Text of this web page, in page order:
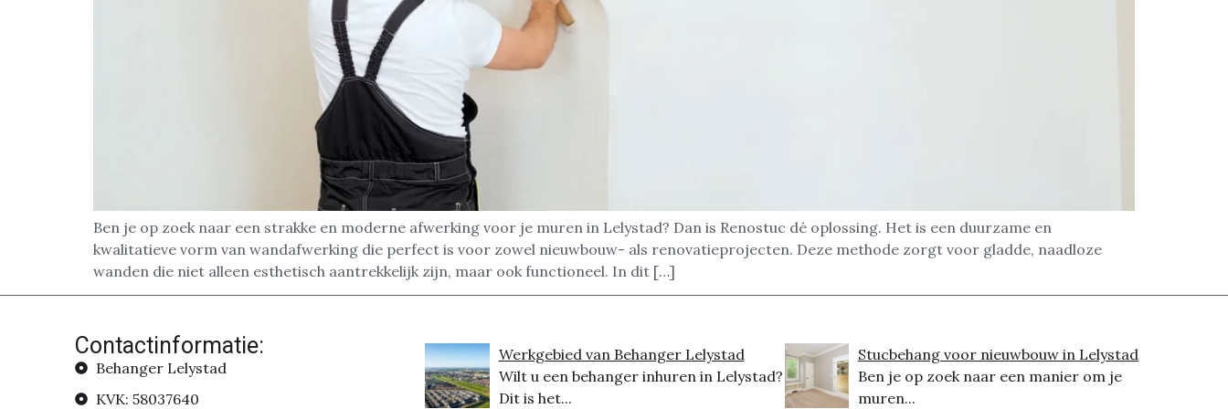
Ben je op zoek naar een strakke en moderne afwerking voor je muren in Lelystad? Dan is Renostuc dé oplossing. Het is een duurzame en
kwalitatieve vorm van wandafwerking die perfect is voor zowel nieuwbouw- als renovatieprojecten. Deze methode zorgt voor gladde, naadloze
wanden die niet alleen esthetisch aantrekkelijk zijn, maar ook functioneel. In dit […]
Contactinformatie:
Behanger Lelystad
KVK: 58037640
Werkgebied van Behanger Lelystad
Wilt u een behanger inhuren in Lelystad?
Dit is het...
Stucbehang voor nieuwbouw in Lelystad
Ben je op zoek naar een manier om je
muren...